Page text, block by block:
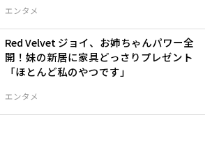
エンタメ
エンタメ
Red Velvet ジョイ、お姉ちゃんパワー全
開！妹の新居に家具どっさりプレゼント
「ほとんど私のやつです」